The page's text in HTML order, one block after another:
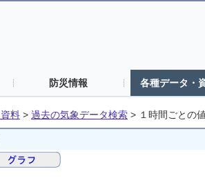
防災情報 各種データ・
料 > 過去の気象データ検索 > １時間ごとの